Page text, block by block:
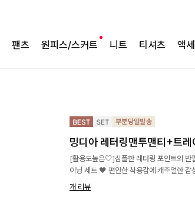
팬츠 원피스/스커트 니트 티셔츠 액
밍디아 레터링맨투맨티+트
[활용도높은🤍]심플한 레터링 포인트의 반
이닝 세트 🖤 편안한 착용감에 캐주얼한
개 리뷰